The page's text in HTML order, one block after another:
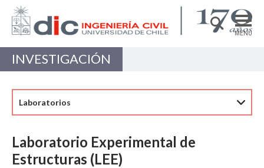
MENÚ
DEPARTAMENTO
INVESTIGACIÓN
INVESTIGACIÓN
Laboratorios
Laboratorio Experimental de
Estructuras (LEE)